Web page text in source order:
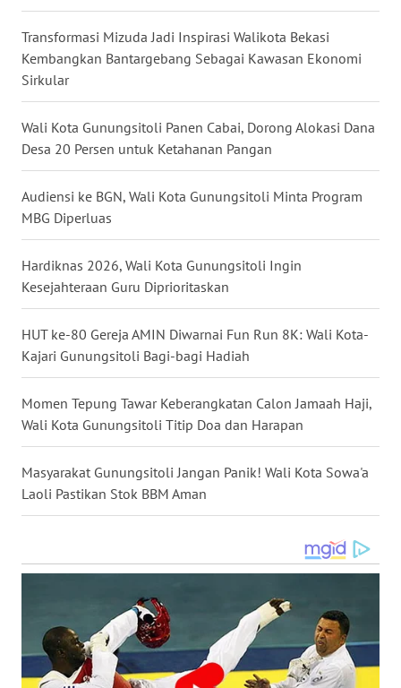
Transformasi Mizuda Jadi Inspirasi Walikota Bekasi
Kembangkan Bantargebang Sebagai Kawasan Ekonomi
Sirkular
Wali Kota Gunungsitoli Panen Cabai, Dorong Alokasi Dana
Desa 20 Persen untuk Ketahanan Pangan
Audiensi ke BGN, Wali Kota Gunungsitoli Minta Program
MBG Diperluas
Hardiknas 2026, Wali Kota Gunungsitoli Ingin
Kesejahteraan Guru Diprioritaskan
HUT ke-80 Gereja AMIN Diwarnai Fun Run 8K: Wali Kota-
Kajari Gunungsitoli Bagi-bagi Hadiah
Momen Tepung Tawar Keberangkatan Calon Jamaah Haji,
Wali Kota Gunungsitoli Titip Doa dan Harapan
Masyarakat Gunungsitoli Jangan Panik! Wali Kota Sowa'a
Laoli Pastikan Stok BBM Aman
WN
MALUKU
MALUT
DAIRI
DANAU
TOBA
WN
NIAS
WN
LANGKAT
WN
TAPANULI
TANJUNG
WN
KARO